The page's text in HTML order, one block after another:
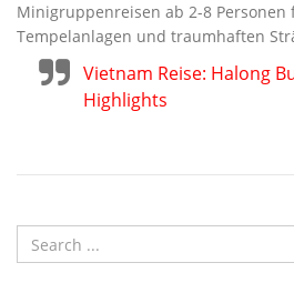
Minigruppenreisen ab 2-8
Tempelanlagen und traumhaften
Vietnam Reise: Halong
Highlights